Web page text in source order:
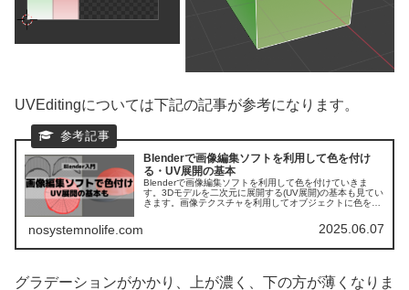
UVEditingについては下記の記事が参考になります。
Blenderで画像編集ソフトを利用して色を付け
る・UV展開の基本
Blenderで画像編集ソフトを利用して色を付けていきま
す。3Dモデルを二次元に展開する(UV展開)の基本も見てい
きます。画像テクスチャを利用してオブジェクトに色を付
nosystemnolife.com 2025.06.07
グラデーションがかかり、上が濃く、下の方が薄くなりま